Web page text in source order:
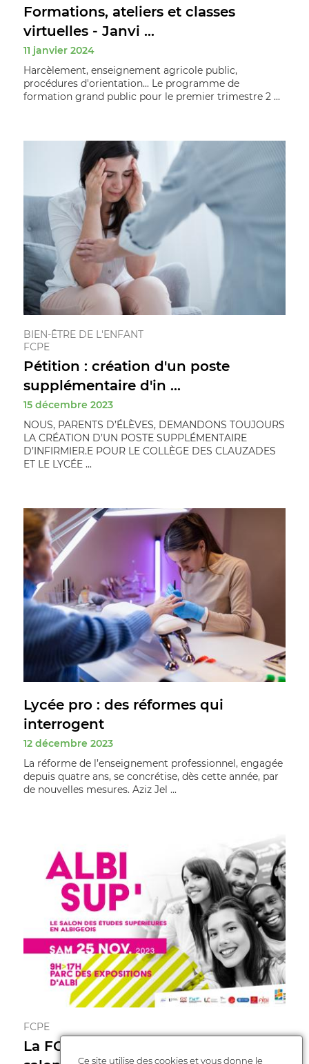
Formations, ateliers et classes
virtuelles - Janvi ...
11 janvier 2024
Harcèlement, enseignement agricole public,
procédures d'orientation... Le programme de
formation grand public pour le premier trimestre 2 ...
BIEN-ÊTRE DE L'ENFANT
FCPE
Pétition : création d'un poste
supplémentaire d'in ...
15 décembre 2023
NOUS, PARENTS D’ÉLÈVES, DEMANDONS TOUJOURS
LA CRÉATION D’UN POSTE SUPPLÉMENTAIRE
D’INFIRMIER.E POUR LE COLLÈGE DES CLAUZADES
ET LE LYCÉE ...
Lycée pro : des réformes qui
interrogent
12 décembre 2023
La réforme de l’enseignement professionnel, engagée
depuis quatre ans, se concrétise, dès cette année, par
de nouvelles mesures. Aziz Jel ...
FCPE
La FCPE du Tarn vous accueille au
Ce site utilise des cookies et vous donne le